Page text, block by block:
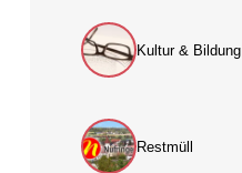
Kultur & Bildung
Restmüll